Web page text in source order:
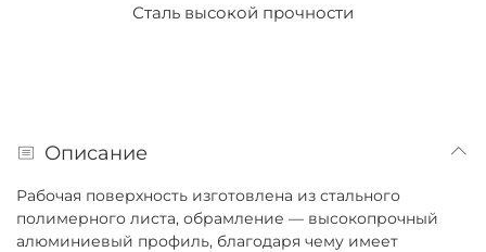
Сталь высокой прочности
Описание
Рабочая поверхность изготовлена из стального
полимерного листа, обрамление — высокопрочный
алюминиевый профиль, благодаря чему имеет